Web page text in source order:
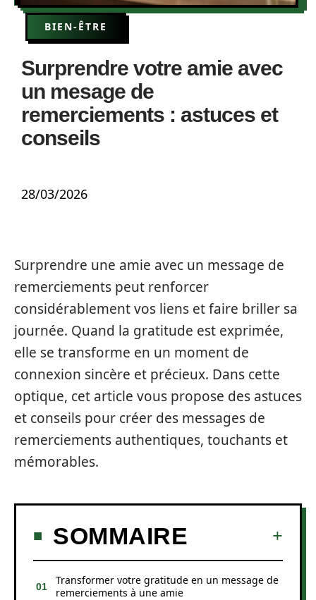
BIEN-ÊTRE
Surprendre votre amie avec
un mesage de
remerciements : astuces et
conseils
28/03/2026
Surprendre une amie avec un message de
remerciements peut renforcer
considérablement vos liens et faire briller sa
journée. Quand la gratitude est exprimée,
elle se transforme en un moment de
connexion sincère et précieux. Dans cette
optique, cet article vous propose des astuces
et conseils pour créer des messages de
remerciements authentiques, touchants et
mémorables.
SOMMAIRE
Transformer votre gratitude en un message de
remerciements à une amie